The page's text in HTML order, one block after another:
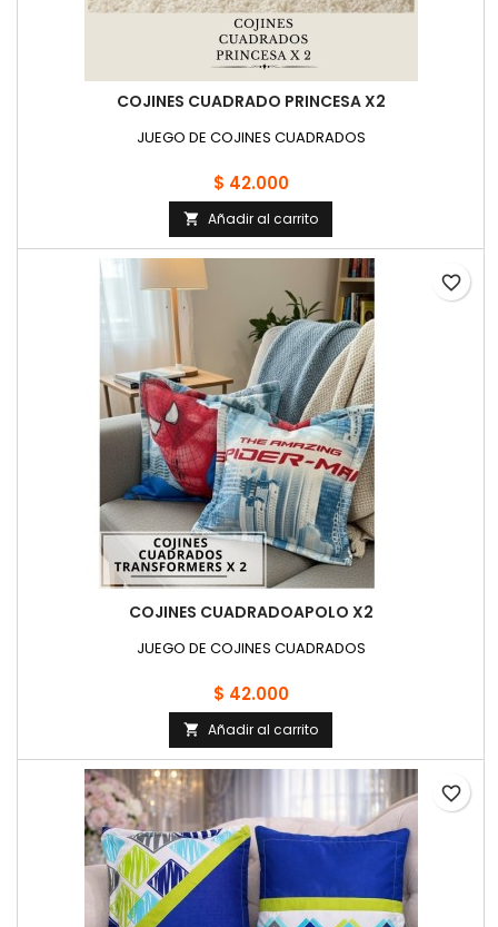
COJINES CUADRADO PRINCESA X2
JUEGO DE COJINES CUADRADOS
$ 42.000
 Añadir al carrito
COJINES CUADRADOAPOLO X2
JUEGO DE COJINES CUADRADOS
$ 42.000
 Añadir al carrito
favorite_border
favorite_border